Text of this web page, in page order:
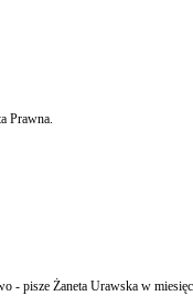
Prawna.
złożyć nawet anonimowo - pisze Żaneta